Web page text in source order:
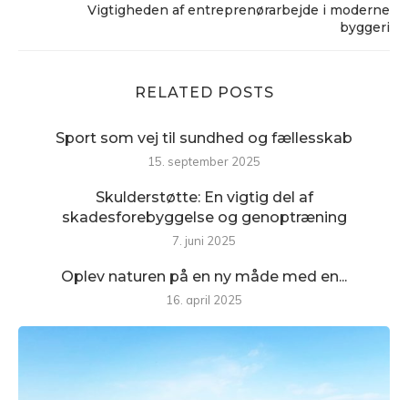
Vigtigheden af entreprenørarbejde i moderne
byggeri
RELATED POSTS
Sport som vej til sundhed og fællesskab
15. september 2025
Skulderstøtte: En vigtig del af
skadesforebyggelse og genoptræning
7. juni 2025
Oplev naturen på en ny måde med en...
16. april 2025